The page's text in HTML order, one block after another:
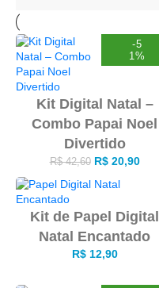
-5
1%
Kit Digital Natal –
Combo Papai Noel
Divertido
R$42,60 R$20,90
Kit de Papel Digital
Natal Encantado
R$12,90